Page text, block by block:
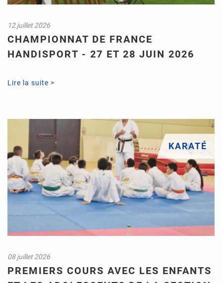
12 juillet 2026
CHAMPIONNAT DE FRANCE
HANDISPORT - 27 ET 28 JUIN 2026
Lire la suite >
KARATÉ
08 juillet 2026
PREMIERS COURS AVEC LES ENFANTS